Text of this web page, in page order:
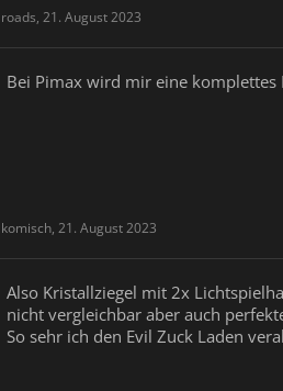
roads, 21. August 2023
Bei Pimax wird mir eine
komisch, 21. August 2023
Also Kristallziegel mit 2x
nicht vergleichbar aber auch
So sehr ich den Evil Zuck Laden